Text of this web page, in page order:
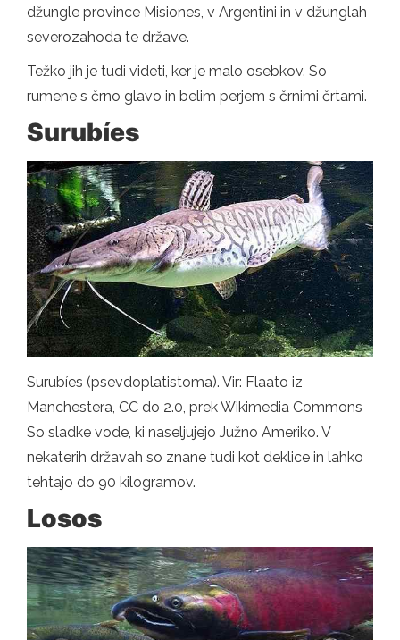
džungle province Misiones, v Argentini in v džunglah
severozahoda te države.
Težko jih je tudi videti, ker je malo osebkov. So
rumene s črno glavo in belim perjem s črnimi črtami.
Surubíes
Surubíes (psevdoplatistoma). Vir: Flaato iz
Manchestera, CC do 2.0, prek Wikimedia Commons
So sladke vode, ki naseljujejo Južno Ameriko. V
nekaterih državah so znane tudi kot deklice in lahko
tehtajo do 90 kilogramov.
Losos